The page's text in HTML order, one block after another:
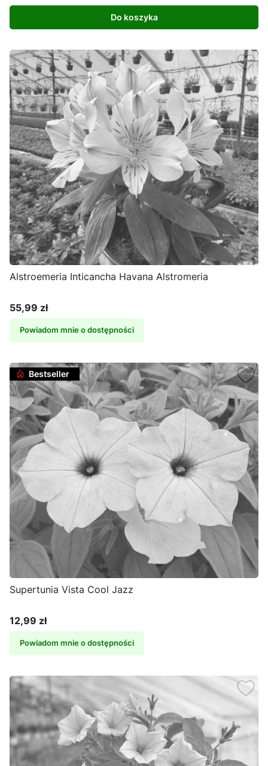
Do koszyka
Alstroemeria Inticancha Havana Alstromeria
Cena
55,99 zł
Powiadom mnie o dostępności
Bestseller
Supertunia Vista Cool Jazz
Cena
12,99 zł
Powiadom mnie o dostępności